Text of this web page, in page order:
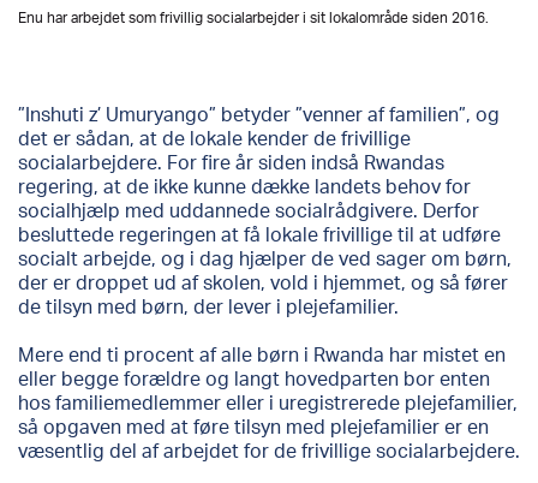
Enu har arbejdet som frivillig socialarbejder i sit lokalområde siden 2016.
”Inshuti z’ Umuryango” betyder ”venner af familien”, og
det er sådan, at de lokale kender de frivillige
socialarbejdere. For fire år siden indså Rwandas
regering, at de ikke kunne dække landets behov for
socialhjælp med uddannede socialrådgivere. Derfor
besluttede regeringen at få lokale frivillige til at udføre
socialt arbejde, og i dag hjælper de ved sager om børn,
der er droppet ud af skolen, vold i hjemmet, og så fører
de tilsyn med børn, der lever i plejefamilier.
Mere end ti procent af alle børn i Rwanda har mistet en
eller begge forældre og langt hovedparten bor enten
hos familiemedlemmer eller i uregistrerede plejefamilier,
så opgaven med at føre tilsyn med plejefamilier er en
væsentlig del af arbejdet for de frivillige socialarbejdere.